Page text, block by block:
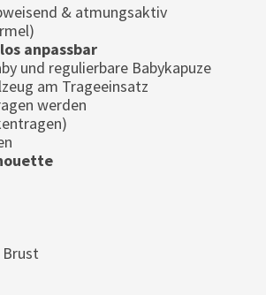
& atmungsaktiv
anpassbar
und regulierbare Babykapuze
am Trageeinsatz
werden